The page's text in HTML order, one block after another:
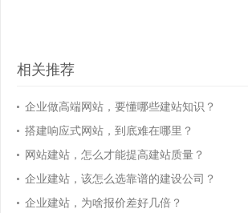
相关推荐
企业做高端网站，要懂哪些建站知识？
搭建响应式网站，到底难在哪里？
网站建站，怎么才能提高建站质量？
企业建站，该怎么选靠谱的建设公司？
企业建站，为啥报价差好几倍？